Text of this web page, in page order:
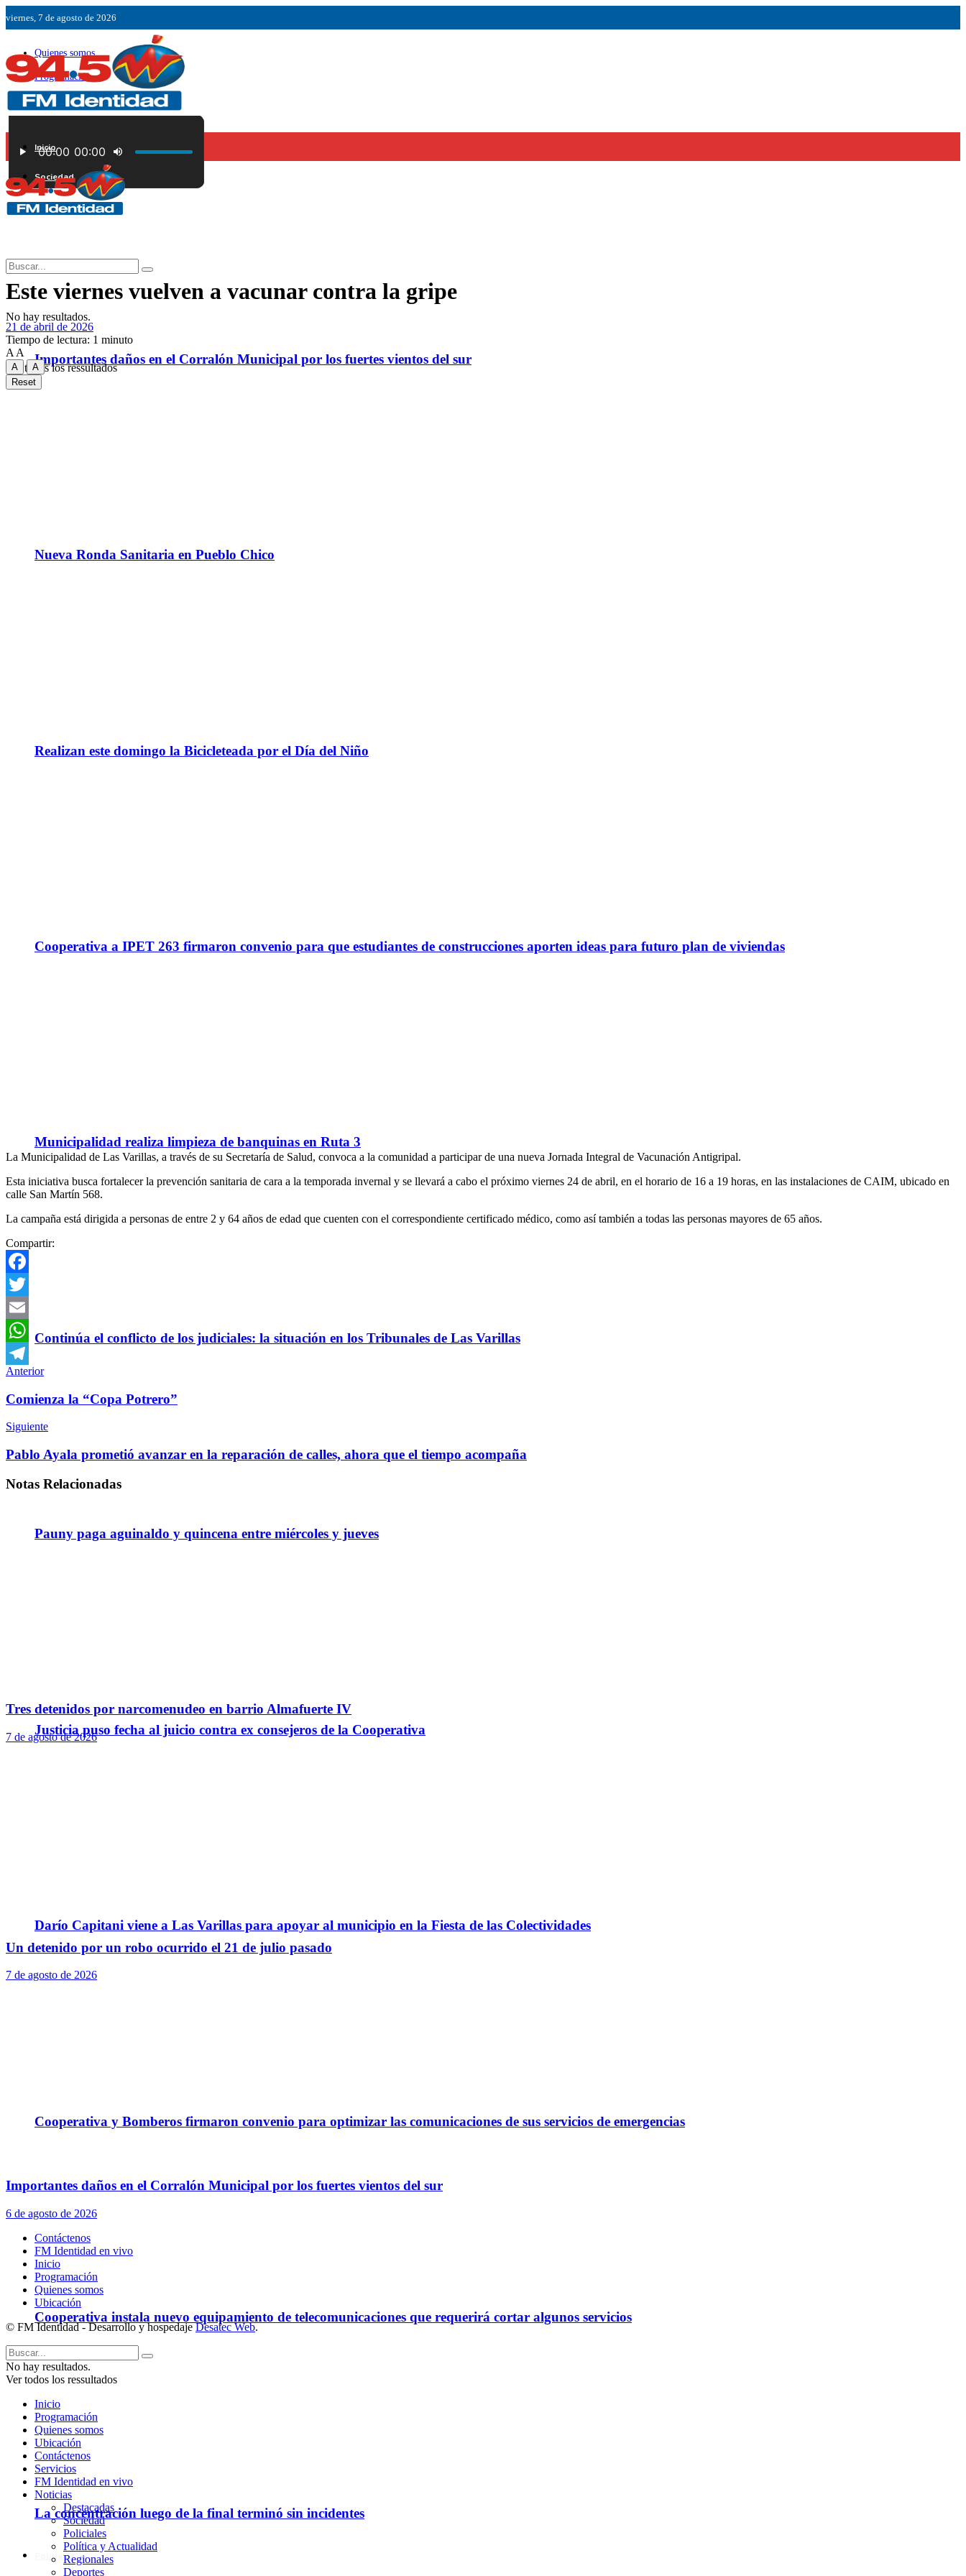
viernes, 7 de agosto de 2026
Quienes somos
Programación
Ubicación
Contáctenos
Inicio
Sociedad
Importantes daños en el Corralón Municipal por los fuertes vientos del sur
Nueva Ronda Sanitaria en Pueblo Chico
Realizan este domingo la Bicicleteada por el Día del Niño
Cooperativa a IPET 263 firmaron convenio para que estudiantes de construcciones aporten ideas para futuro plan de viviendas
Municipalidad realiza limpieza de banquinas en Ruta 3
Continúa el conflicto de los judiciales: la situación en los Tribunales de Las Varillas
Pauny paga aguinaldo y quincena entre miércoles y jueves
Justicia puso fecha al juicio contra ex consejeros de la Cooperativa
Darío Capitani viene a Las Varillas para apoyar al municipio en la Fiesta de las Colectividades
Cooperativa y Bomberos firmaron convenio para optimizar las comunicaciones de sus servicios de emergencias
Cooperativa instala nuevo equipamiento de telecomunicaciones que requerirá cortar algunos servicios
La concentración luego de la final terminó sin incidentes
Policiales
No hay resultados.
Ver todos los ressultados
Este viernes vuelven a vacunar contra la gripe
21 de abril de 2026
Tiempo de lectura: 1 minuto
A A
A
A
Reset
La Municipalidad de Las Varillas, a través de su Secretaría de Salud, convoca a la comunidad a participar de una nueva Jornada Integral de Vacunación Antigripal.
Esta iniciativa busca fortalecer la prevención sanitaria de cara a la temporada invernal y se llevará a cabo el próximo viernes 24 de abril, en el horario de 16 a 19 horas, en las instalaciones de CAIM, ubicado en
calle San Martín 568.
La campaña está dirigida a personas de entre 2 y 64 años de edad que cuenten con el correspondiente certificado médico, como así también a todas las personas mayores de 65 años.
Compartir:
Facebook
Twitter
Email
WhatsApp
Telegram
Anterior
Comienza la “Copa Potrero”
Siguiente
Pablo Ayala prometió avanzar en la reparación de calles, ahora que el tiempo acompaña
Notas Relacionadas
Tres detenidos por narcomenudeo en barrio Almafuerte IV
7 de agosto de 2026
Un detenido por un robo ocurrido el 21 de julio pasado
7 de agosto de 2026
Importantes daños en el Corralón Municipal por los fuertes vientos del sur
6 de agosto de 2026
Contáctenos
FM Identidad en vivo
Inicio
Programación
Quienes somos
Ubicación
© FM Identidad - Desarrollo y hospedajeDesatec Web.
No hay resultados.
Ver todos los ressultados
Inicio
Programación
Quienes somos
Ubicación
Contáctenos
Servicios
FM Identidad en vivo
Noticias
Destacadas
Sociedad
Policiales
Política y Actualidad
Regionales
Deportes